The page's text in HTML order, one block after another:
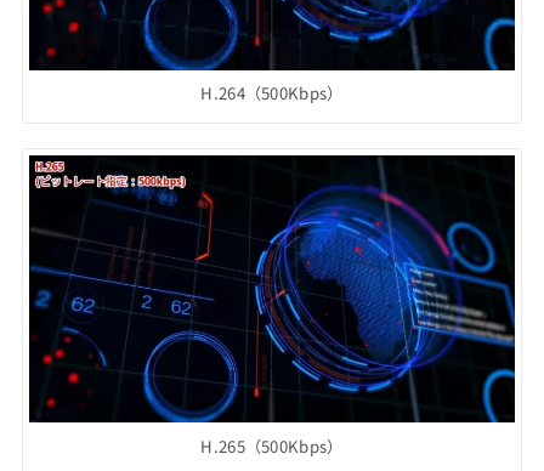
H.264（500Kbps）
H.265（500Kbps）